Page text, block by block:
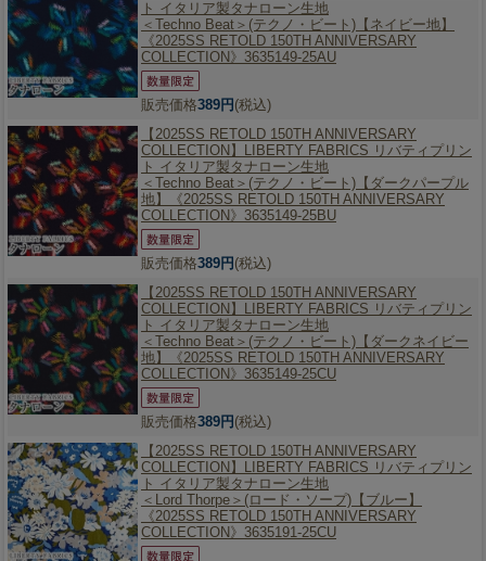
ト イタリア製タナローン生地
＜Techno Beat＞(テクノ・ビート)【ネイビー地】
《2025SS RETOLD 150TH ANNIVERSARY
COLLECTION》3635149-25AU
販売価格389円 (税込)
【2025SS RETOLD 150TH ANNIVERSARY
COLLECTION】
LIBERTY FABRICS リバティプリン
ト イタリア製タナローン生地
＜Techno Beat＞(テクノ・ビート)【ダークパープル
地】《2025SS RETOLD 150TH ANNIVERSARY
COLLECTION》3635149-25BU
販売価格389円 (税込)
【2025SS RETOLD 150TH ANNIVERSARY
COLLECTION】
LIBERTY FABRICS リバティプリン
ト イタリア製タナローン生地
＜Techno Beat＞(テクノ・ビート)【ダークネイビー
地】《2025SS RETOLD 150TH ANNIVERSARY
COLLECTION》3635149-25CU
販売価格389円 (税込)
【2025SS RETOLD 150TH ANNIVERSARY
COLLECTION】
LIBERTY FABRICS リバティプリン
ト イタリア製タナローン生地
＜Lord Thorpe＞(ロード・ソープ)【ブルー】
《2025SS RETOLD 150TH ANNIVERSARY
COLLECTION》3635191-25CU